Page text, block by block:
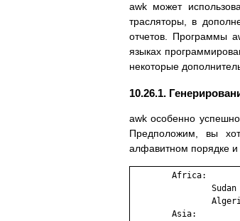
awk может
трасляторы, в
отчетов. Программы
языках
некоторые
10.26.1.
awk особенно
Предположим, вы
алфавитном порядке
        Africa:
Sudan
        Asia: